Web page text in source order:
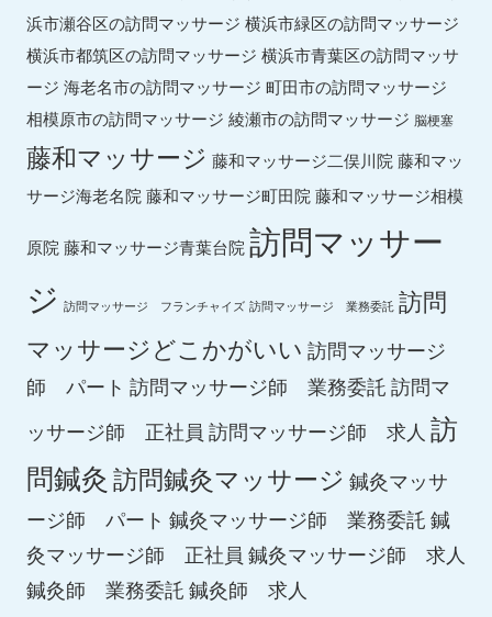
浜市瀬谷区の訪問マッサージ 横浜市緑区の訪問マッサージ
横浜市都筑区の訪問マッサージ 横浜市青葉区の訪問マッサ
ージ 海老名市の訪問マッサージ 町田市の訪問マッサージ
相模原市の訪問マッサージ 綾瀬市の訪問マッサージ 脳梗塞
藤和マッサージ 藤和マッサージ二俣川院 藤和マッ
サージ海老名院 藤和マッサージ町田院 藤和マッサージ相模
原院 藤和マッサージ青葉台院 訪問マッサー
ジ 訪問マッサージ フランチャイズ 訪問マッサージ 業務委託 訪問
マッサージどこかがいい 訪問マッサージ
師 パート 訪問マッサージ師 業務委託 訪問マ
ッサージ師 正社員 訪問マッサージ師 求人 訪
問鍼灸 訪問鍼灸マッサージ 鍼灸マッサ
ージ師 パート 鍼灸マッサージ師 業務委託 鍼
灸マッサージ師 正社員 鍼灸マッサージ師 求人
鍼灸師 業務委託 鍼灸師 求人